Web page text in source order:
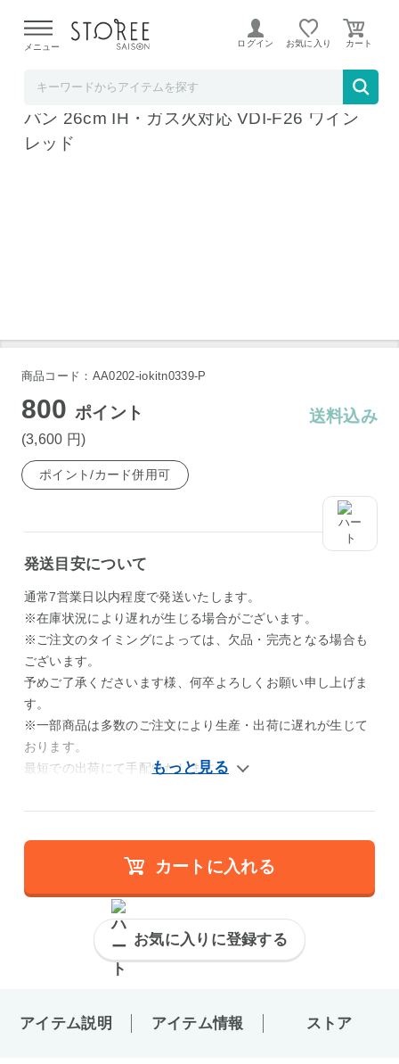
よる配送遅延が発生しております。
メニュー ログイン お気に入り
アイリスオーヤマ ダイヤモンドコートフライ
パン 26cm IH・ガス火対応 VDI-F26 ワイン
レッド
商品コード：AA0202-iokitn0339-P
800ポイント
(3,600 円)
送料込み
ポイント/カード併用可
発送目安について
通常7営業日以内程度で発送いたします。
※在庫状況により遅れが生じる場合がございます。
※ご注文のタイミングによっては、欠品・完売となる場合も
ございます。
予めご了承くださいます様、何卒よろしくお願い申し上げま
す。
※一部商品は多数のご注文により生産・出荷に遅れが生じて
おります。
最短での出荷にて手配いたします。
カートに入れる
お気に入りに登録する
アイテム説明 アイテム情報 ストア